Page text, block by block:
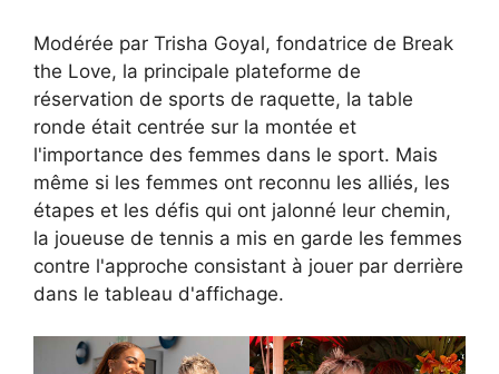
Modérée par Trisha Goyal, fondatrice de Break
the Love, la principale plateforme de
réservation de sports de raquette, la table
ronde était centrée sur la montée et
l'importance des femmes dans le sport. Mais
même si les femmes ont reconnu les alliés, les
étapes et les défis qui ont jalonné leur chemin,
la joueuse de tennis a mis en garde les femmes
contre l'approche consistant à jouer par derrière
dans le tableau d'affichage.